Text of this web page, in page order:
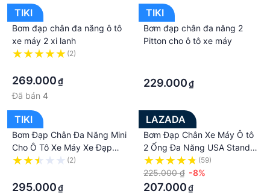
TIKI
Bơm đạp chân đa năng ô tô
xe máy 2 xi lanh
(2)
269.000₫
Đã bán 4
TIKI
Bơm đạp chân đa năng 2
Pitton cho ô tô xe máy
229.000₫
TIKI
Bơm Đạp Chân Đa Năng Mini
Cho Ô Tô Xe Máy Xe Đạp
Bơm Phao 2 Xilanh Cực Khỏe
(2)
295.000₫
LAZADA
Bơm Đạp Chân Xe Máy Ô tô
2 Ống Đa Năng USA Standar
Cực Khỏe
(59)
225.000 ₫ -8%
207.000₫